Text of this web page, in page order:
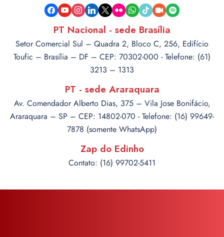
facebook
youtubeinstagram
linkedin
x flickrwhatsapp
tiktokvideo-spotify
PT Nacional - sede Brasília
Setor Comercial Sul – Quadra 2, Bloco C, 256, Edifício
Toufic – Brasília – DF – CEP: 70302-000 - Telefone: (61)
3213 – 1313
PT - sede Araraquara
Av. Comendador Alberto Dias, 375 – Vila Jose Bonifácio,
Araraquara – SP – CEP: 14802-070 - Telefone: (16) 99649-
7878 (somente WhatsApp)
Zap do Edinho
Contato: (16) 99702-5411